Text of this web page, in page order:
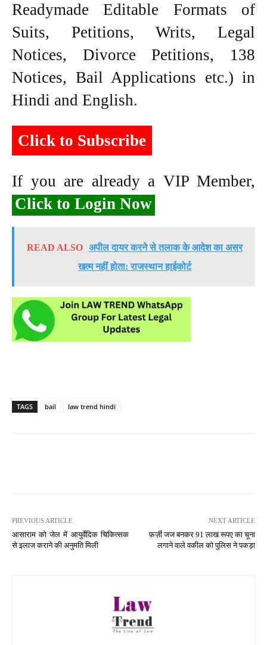
Readymade Editable Formats of
Suits, Petitions, Writs, Legal
Notices, Divorce Petitions, 138
Notices, Bail Applications etc.) in
Hindi and English.
Click to Subscribe
If you are already a VIP Member,
Click to Login Now
READ ALSO अपील दायर करने से तलाक के आदेश का असर
खत्म नहीं होता: राजस्थान हाईकोर्ट
TAGS bail law trend hindi
PREVIOUS ARTICLE
आसाराम को जेल में आयुर्वेदिक चिकित्सक
से इलाज कराने की अनुमति मिली
NEXT ARTICLE
फ़र्ज़ी जज बनकर 91 लाख रूपए का चूना
लगाने वाले वकील को पुलिस ने पकड़ा